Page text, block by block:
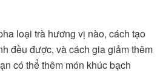
loại trà hương vị nào, cách tạo
đều được, và cách gia giảm thêm
có thể thêm món khúc bạch